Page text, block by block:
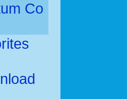
Co